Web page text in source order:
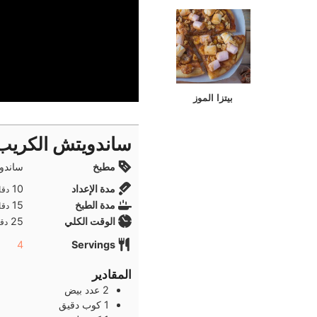
بيتزا الموز
ساندويتش
مطبخ
مدة الإعداد
10
مدة الطبخ 15
الوقت الكلي 25
Servings
4
المقادير
2 عدد بيض
1 كوب دقيق